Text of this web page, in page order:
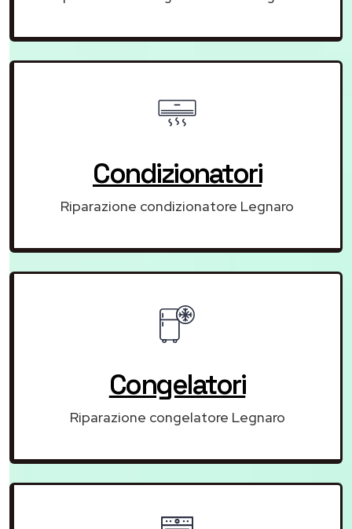
Condizionatori
Riparazione condizionatore Legnaro
Congelatori
Riparazione congelatore Legnaro